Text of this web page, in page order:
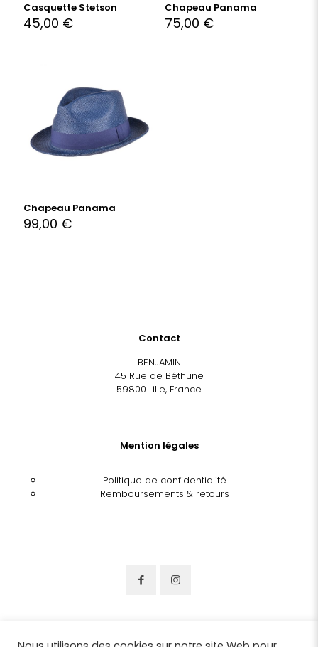
Casquette Stetson
45,00 €
Chapeau Panama
75,00 €
Chapeau Panama
99,00 €
Contact
BENJAMIN
45 Rue de Béthune
59800 Lille, France
Mention légales
Politique de confidentialité
Remboursements & retours